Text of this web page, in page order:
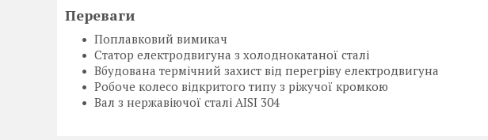
Переваги
Поплавковий вимикач
Статор електродвигуна з холоднокатаної сталі
Вбудована термічний захист від перегріву електродвигуна
Робоче колесо відкритого типу з ріжучої кромкою
Вал з нержавіючої сталі AISI 304